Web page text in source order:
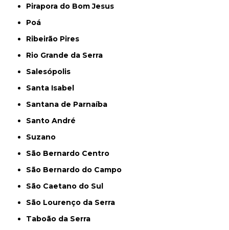
Pirapora do Bom Jesus
Poá
Ribeirão Pires
Rio Grande da Serra
Salesópolis
Santa Isabel
Santana de Parnaíba
Santo André
Suzano
São Bernardo Centro
São Bernardo do Campo
São Caetano do Sul
São Lourenço da Serra
Taboão da Serra